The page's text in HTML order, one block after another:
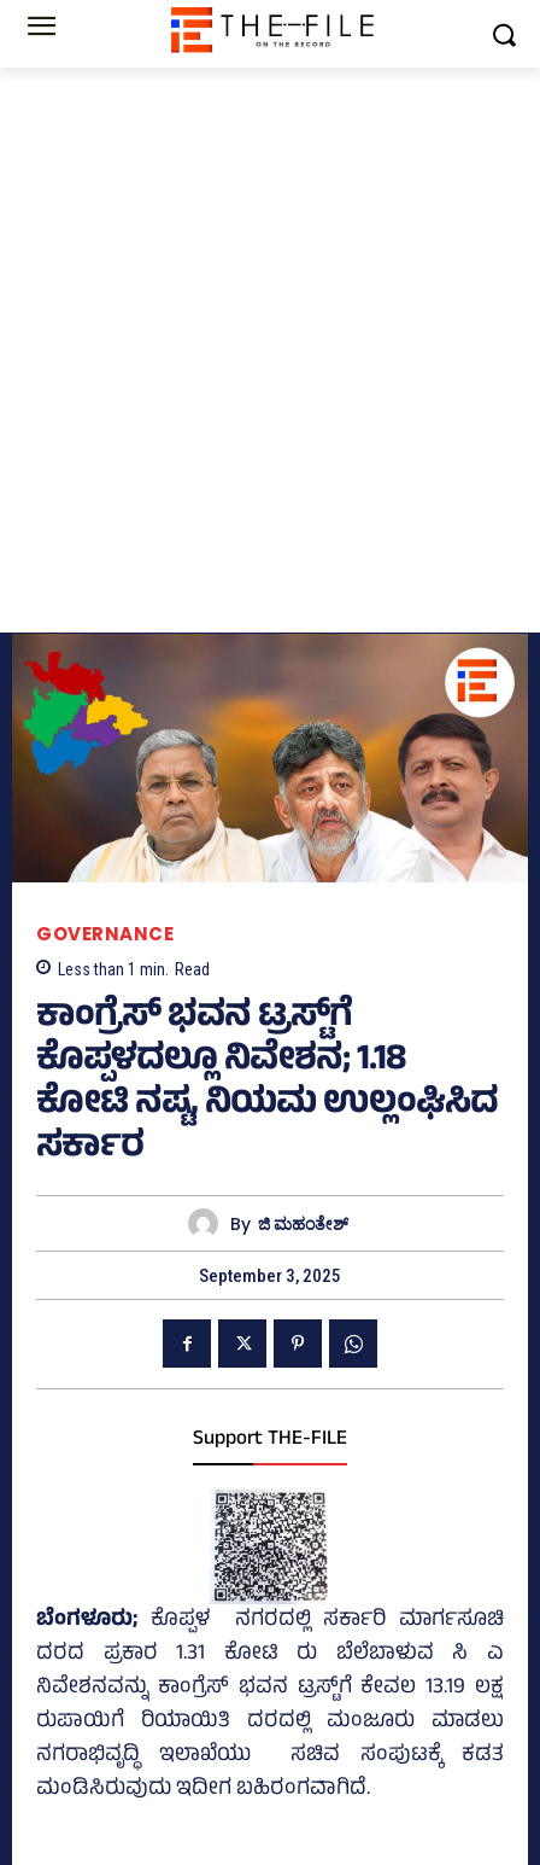
GOVERNANCE
Less than 1 min. Read
ಕಾಂಗ್ರೆಸ್‌ ಭವನ ಟ್ರಸ್ಟ್‌ಗೆ
ಕೊಪ್ಪಳದಲ್ಲೂ ನಿವೇಶನ; 1.18
ಕೋಟಿ ನಷ್ಟ, ನಿಯಮ ಉಲ್ಲಂಘಿಸಿದ
ಸರ್ಕಾರ
By ಜಿ ಮಹಂತೇಶ್
September 3, 2025
Support THE-FILE
ಬೆಂಗಳೂರು; ಕೊಪ್ಪಳ ನಗರದಲ್ಲಿ ಸರ್ಕಾರಿ ಮಾರ್ಗಸೂಚಿ
ದರದ ಪ್ರಕಾರ 1.31 ಕೋಟಿ ರು ಬೆಲೆಬಾಳುವ ಸಿ ಎ
ನಿವೇಶನವನ್ನು ಕಾಂಗ್ರೆಸ್‌ ಭವನ ಟ್ರಸ್ಟ್‌ಗೆ ಕೇವಲ 13.19 ಲಕ್ಷ
ರುಪಾಯಿಗೆ ರಿಯಾಯಿತಿ ದರದಲ್ಲಿ ಮಂಜೂರು ಮಾಡಲು
ನಗರಾಭಿವೃದ್ಧಿ ಇಲಾಖೆಯು ಸಚಿವ ಸಂಪುಟಕ್ಕೆ ಕಡತ
ಮಂಡಿಸಿರುವುದು ಇದೀಗ ಬಹಿರಂಗವಾಗಿದೆ.